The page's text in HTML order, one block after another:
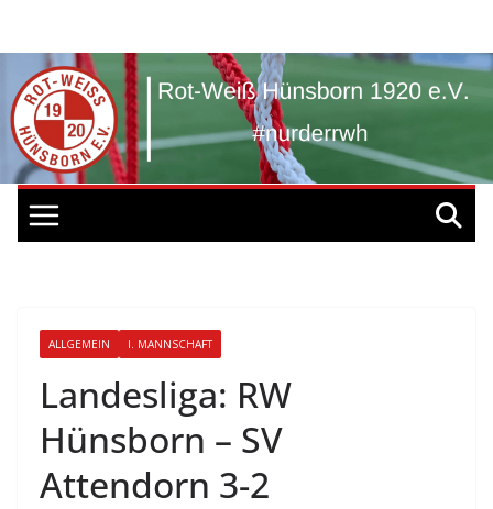
springen
ALLGEMEIN I. MANNSCHAFT
Landesliga: RW
Hünsborn – SV
Attendorn 3-2